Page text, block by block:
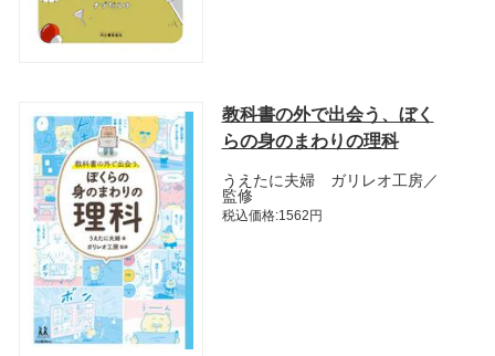
教科書の外で出会う、ぼく
らの身のまわりの理科
うえたに夫婦 ガリレオ工房／
監修
税込価格:1562円